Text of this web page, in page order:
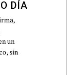
DÍA
un
sin